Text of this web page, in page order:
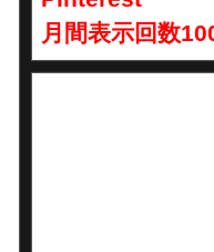
月間表示回数